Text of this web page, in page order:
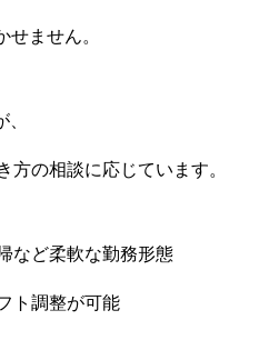
せません。
の相談に応じています。
など柔軟な勤務形態
ト調整が可能